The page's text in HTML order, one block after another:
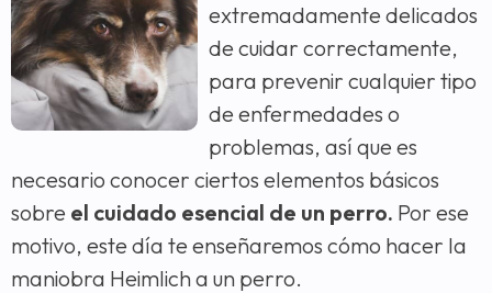
extremadamente delicados
de cuidar correctamente,
para prevenir cualquier tipo
de enfermedades o
problemas, así que es
necesario conocer ciertos elementos básicos
sobre el cuidado esencial de un perro. Por ese
motivo, este día te enseñaremos cómo hacer la
maniobra Heimlich a un perro.